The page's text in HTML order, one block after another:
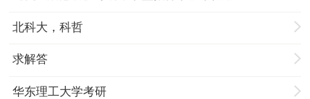
北科大，科哲
求解答
华东理工大学考研